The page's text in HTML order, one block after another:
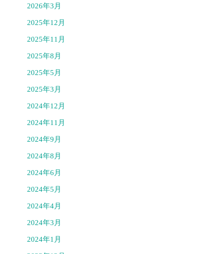
2026年3月
2025年12月
2025年11月
2025年8月
2025年5月
2025年3月
2024年12月
2024年11月
2024年9月
2024年8月
2024年6月
2024年5月
2024年4月
2024年3月
2024年1月